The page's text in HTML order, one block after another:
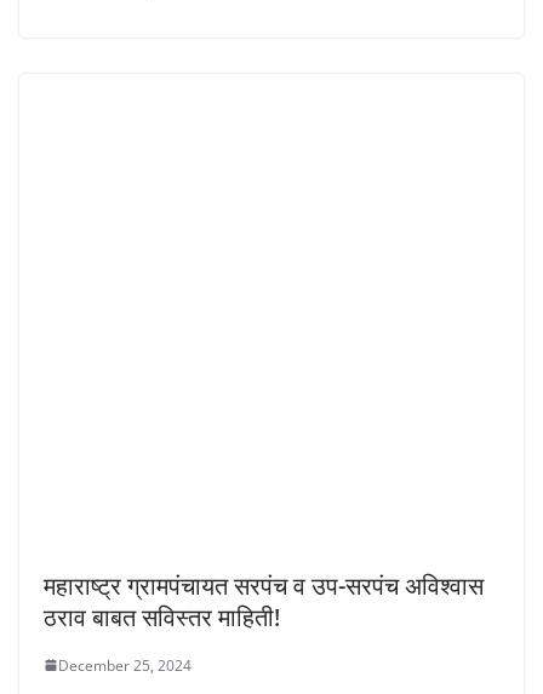
महाराष्ट्र ग्रामपंचायत सरपंच व उप-सरपंच अविश्वास
ठराव बाबत सविस्तर माहिती!
December 25, 2024